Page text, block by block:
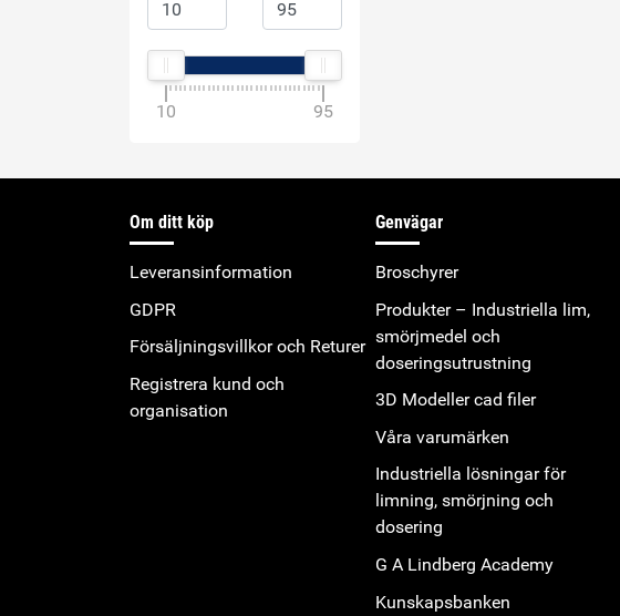
10 95
Om ditt köp
Leveransinformation
GDPR
Försäljningsvillkor och Returer
Registrera kund och
organisation
Genvägar
Broschyrer
Produkter – Industriella lim,
smörjmedel och
doseringsutrustning
3D Modeller cad filer
Våra varumärken
Industriella lösningar för
limning, smörjning och
dosering
G A Lindberg Academy
Kunskapsbanken